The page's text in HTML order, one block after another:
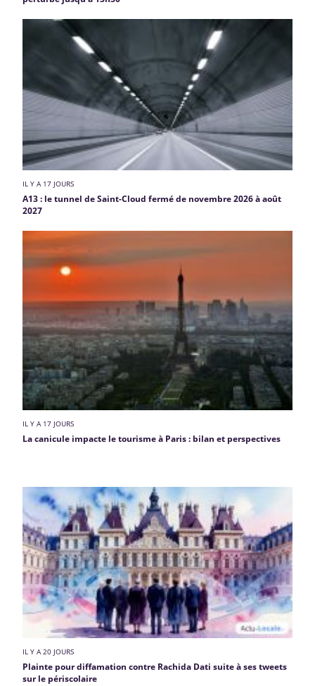
IL Y A 17 JOURS
A13 : le tunnel de Saint-Cloud fermé de novembre 2026 à août
2027
IL Y A 17 JOURS
La canicule impacte le tourisme à Paris : bilan et perspectives
IL Y A 20 JOURS
Plainte pour diffamation contre Rachida Dati suite à ses tweets
sur le périscolaire